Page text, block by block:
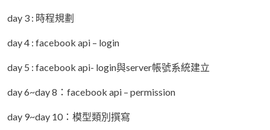
day 3 : 時程規劃
day 4 : facebook api – login
day 5 : facebook api- login與server帳號系統建立
day 6~day 8：facebook api – permission
day 9~day 10：模型類別撰寫